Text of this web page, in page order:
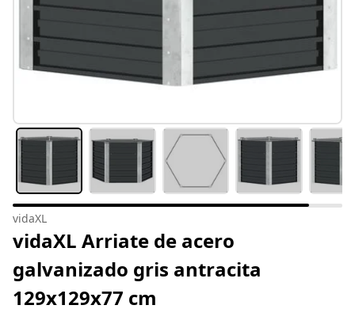
vidaXL
vidaXL Arriate de acero
galvanizado gris antracita
129x129x77 cm